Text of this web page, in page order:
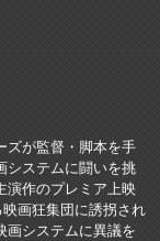
ズが監督・脚本を手
システムに闘いを挑
演作のプレミア上映
画狂集団に誘拐され
画システムに異議を